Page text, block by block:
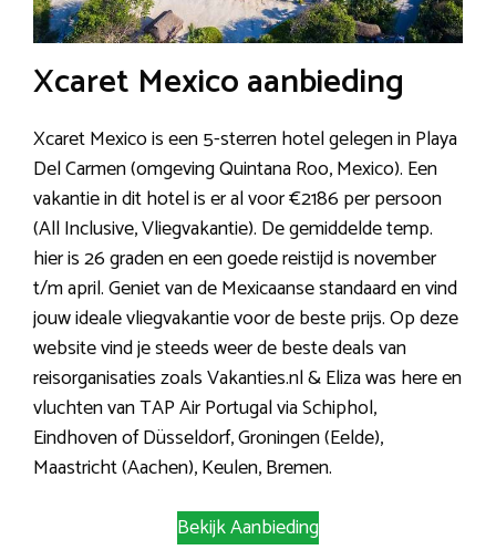
Xcaret Mexico aanbieding
Xcaret Mexico is een 5-sterren hotel gelegen in Playa
Del Carmen (omgeving Quintana Roo, Mexico). Een
vakantie in dit hotel is er al voor €2186 per persoon
(All Inclusive, Vliegvakantie). De gemiddelde temp.
hier is 26 graden en een goede reistijd is november
t/m april. Geniet van de Mexicaanse standaard en vind
jouw ideale vliegvakantie voor de beste prijs. Op deze
website vind je steeds weer de beste deals van
reisorganisaties zoals Vakanties.nl & Eliza was here en
vluchten van TAP Air Portugal via Schiphol,
Eindhoven of Düsseldorf, Groningen (Eelde),
Maastricht (Aachen), Keulen, Bremen.
Bekijk Aanbieding